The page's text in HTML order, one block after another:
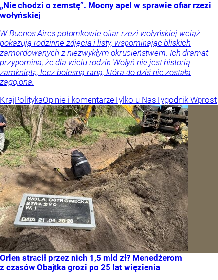
„Nie chodzi o zemstę”. Mocny apel w sprawie ofiar rzezi
wołyńskiej
W Buenos Aires potomkowie ofiar rzezi wołyńskiej wciąż
pokazują rodzinne zdjęcia i listy, wspominając bliskich
zamordowanych z niezwykłym okrucieństwem. Ich dramat
przypomina, że dla wielu rodzin Wołyń nie jest historią
zamkniętą, lecz bolesną raną, która do dziś nie została
zagojona.
KrajPolitykaOpinie i komentarzeTylko u NasTygodnik Wprost
Orlen stracił przez nich 1,5 mld zł? Menedżerom
z czasów Obajtka grozi po 25 lat więzienia